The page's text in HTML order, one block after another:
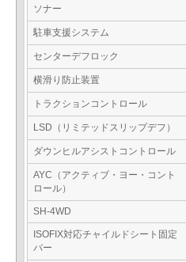
ソナー
駐車支援システム
センターデフロック
横滑り防止装置
トラクションコントロール
LSD（リミテッドスリップデフ）
ダウンヒルアシストコントロール
AYC（アクティブ・ヨー・コント
ロール）
SH-4WD
ISOFIX対応チャイルドシート固定
バー